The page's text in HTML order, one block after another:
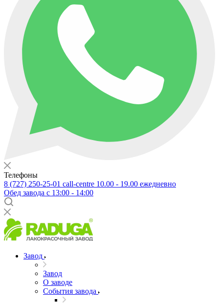
Телефоны
8 (727) 250-25-01 call-centre 10.00 - 19.00 ежедневно
Обед завода с 13:00 - 14:00
Завод
Завод
О заводе
События завода